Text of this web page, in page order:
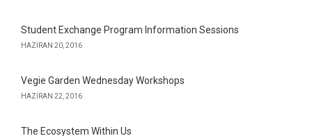
Student Exchange Program Information Sessions
HAZIRAN 20, 2016
Vegie Garden Wednesday Workshops
HAZIRAN 22, 2016
The Ecosystem Within Us